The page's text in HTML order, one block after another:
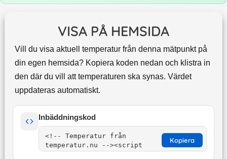
VISA PÅ HEMSIDA
Vill du visa aktuell temperatur från denna mätpunkt på
din egen hemsida? Kopiera koden nedan och klistra in
den där du vill att temperaturen ska synas. Värdet
uppdateras automatiskt.
Inbäddningskod
Kopiera